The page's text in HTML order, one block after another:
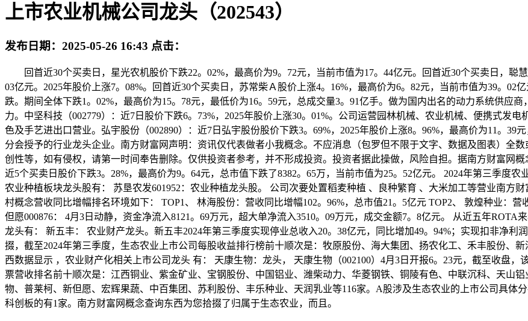
上市农业机械公司龙头（202543）
发布日期： 2025-05-26 16:43 点击：
回首近30个买卖日，星光农机股价下跌22。02%，最高价为9。72元，当前市值为17。44亿元。回首近30个买卖日，聪慧
03亿元。2025年股价上涨7。08%。回首近30个买卖日，苏常柴Ａ股价上涨4。16%，最高价为6。82元，当前市值为39。02
跌。期间全体下跌1。02%，最高价为15。78元，最低价为16。59元，总成交量3。91亿手。做为国内出名的动力系统供应
力。中坚科技（002779）：近7日股价下跌6。73%，2025年股价上涨30。01%。公司运营园林机械、农业机械、便携式发
色及手艺进出口营业。弘宇股份（002890）：近7日弘宇股份股价下跌3。69%，2025年股价上涨8。96%，最高价为11。
分会授予的行业龙头企业。南方财富网声明：资讯仅代表做者小我概念。不应消息（包罗但不限于文字、数据及图表）全
创性等，如有侵权，请第一时间奉告删除。仅供投资者参考，并不形成投资。投资者据此操做，风险自担。据南方财富网
近5个买卖日股价下跌3。28%，最高价为9。64元，总市值下跌了8382。65万，当前市值为25。52亿元。 2024年第三季度
农业种植板块龙头股有： 苏垦农发601952：农业种植龙头股。 公司次要处置稻麦种植 、良种繁育 、大米加工等营业南方
村概念营收同比增幅排名环境如下： TOP1、 林海股份：营收同比增幅102。96%，总市值21。5亿元 TOP2、 敦煌种业：
但愿000876： 4月3日动静，资金净流入8121。69万元，超大单净流入3510。09万元，成交金额7。8亿元。 从近五年
龙头有： 新五丰： 农业财产龙头。新五丰2024年第三季度实现停业总收入20。38亿元，同比增加49。94%；实现扣非净
掇，截至2024年第三季度，生态农业上市公司每股收益排行榜前十顺次是：牧原股份、海大集团、扬农化工、禾丰股份、
西数据显示 ，农业财产化相关上市公司龙头 有： 天康生物：龙头， 天康生物（002100）4月3日开报6。23元，截至收盘
票营收排名前十顺次是：江西铜业、紫金矿业、宝钢股份、中国铝业、潍柴动力、华菱钢铁、铜陵有色、中联沉科、天山
物、普莱柯、新但愿、宏辉果蔬、中百集团、苏利股份、丰乐种业、天润乳业等116家。A股涉及生态农业的上市公司具体
科创板的有1家。南方财富网概念查询东西为您拾掇了归属于生态农业，而且。